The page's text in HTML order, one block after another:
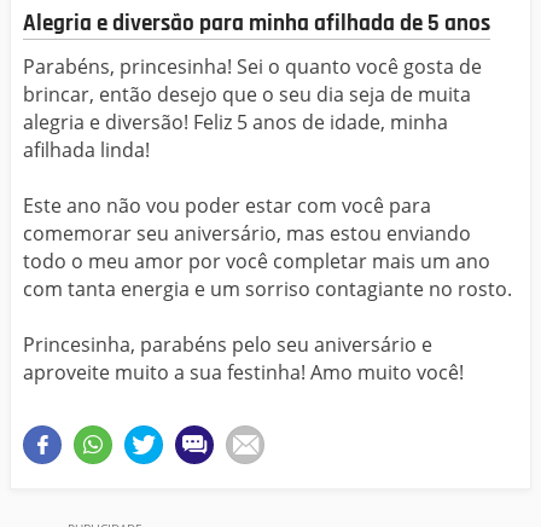
Alegria e diversão para minha afilhada de 5 anos
Parabéns, princesinha! Sei o quanto você gosta de
brincar, então desejo que o seu dia seja de muita
alegria e diversão! Feliz 5 anos de idade, minha
afilhada linda!
Este ano não vou poder estar com você para
comemorar seu aniversário, mas estou enviando
todo o meu amor por você completar mais um ano
com tanta energia e um sorriso contagiante no rosto.
Princesinha, parabéns pelo seu aniversário e
aproveite muito a sua festinha! Amo muito você!